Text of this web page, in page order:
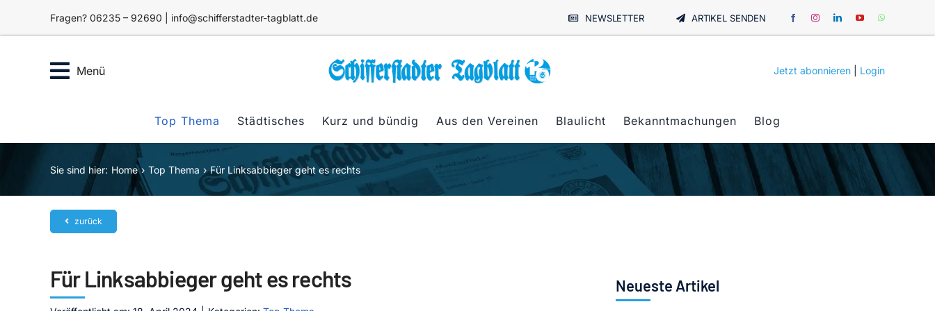
Fragen? 06235 – 92690 | info@schifferstadter-tagblatt.de NEWSLETTER ARTIKEL SENDEN
Menü Jetzt abonnieren Login
Top Thema Städtisches Kurz und bündig Aus den Vereinen Blaulicht Bekanntmachungen Blog
Sie sind hier: Home Top Thema Für Linksabbieger geht es rechts
zurück
Für Linksabbieger geht es rechts Neueste Artikel